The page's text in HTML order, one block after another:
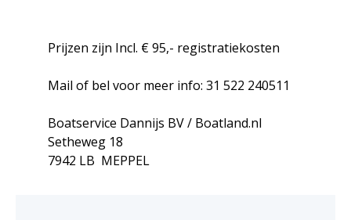
Prijzen zijn Incl. € 95,- registratiekosten
Mail of bel voor meer info: 31 522 240511
Boatservice Dannijs BV / Boatland.nl
Setheweg 18
7942 LB MEPPEL